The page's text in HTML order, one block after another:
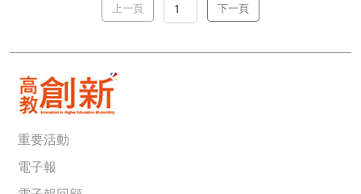
上一頁 下一頁
重要活動
電子報